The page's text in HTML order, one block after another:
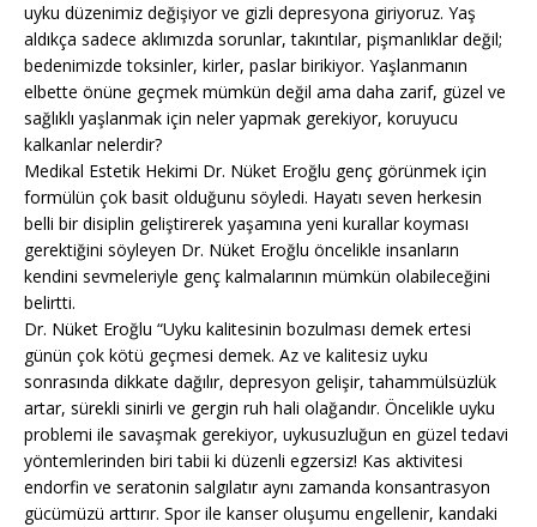
uyku düzenimiz değişiyor ve gizli depresyona giriyoruz. Yaş
aldıkça sadece aklımızda sorunlar, takıntılar, pişmanlıklar değil;
bedenimizde toksinler, kirler, paslar birikiyor. Yaşlanmanın
elbette önüne geçmek mümkün değil ama daha zarif, güzel ve
sağlıklı yaşlanmak için neler yapmak gerekiyor, koruyucu
kalkanlar nelerdir?
Medikal Estetik Hekimi Dr. Nüket Eroğlu genç görünmek için
formülün çok basit olduğunu söyledi. Hayatı seven herkesin
belli bir disiplin geliştirerek yaşamına yeni kurallar koyması
gerektiğini söyleyen Dr. Nüket Eroğlu öncelikle insanların
kendini sevmeleriyle genç kalmalarının mümkün olabileceğini
belirtti.
Dr. Nüket Eroğlu “Uyku kalitesinin bozulması demek ertesi
günün çok kötü geçmesi demek. Az ve kalitesiz uyku
sonrasında dikkate dağılır, depresyon gelişir, tahammülsüzlük
artar, sürekli sinirli ve gergin ruh hali olağandır. Öncelikle uyku
problemi ile savaşmak gerekiyor, uykusuzluğun en güzel tedavi
yöntemlerinden biri tabii ki düzenli egzersiz! Kas aktivitesi
endorfin ve seratonin salgılatır aynı zamanda konsantrasyon
gücümüzü arttırır. Spor ile kanser oluşumu engellenir, kandaki